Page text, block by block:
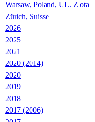
Warsaw, Poland, UL. Zlota
Zürich, Suisse
2026
2025
2021
2020 (2014)
2020
2019
2018
2017 (2006)